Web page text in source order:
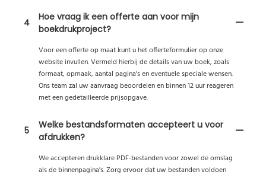
4
Hoe vraag ik een offerte aan voor mijn
boekdrukproject?
Voor een offerte op maat kunt u het offerteformulier op onze
website invullen. Vermeld hierbij de details van uw boek, zoals
formaat, opmaak, aantal pagina's en eventuele speciale wensen.
Ons team zal uw aanvraag beoordelen en binnen 12 uur reageren
met een gedetailleerde prijsopgave.
5
Welke bestandsformaten accepteert u voor
afdrukken?
We accepteren drukklare PDF-bestanden voor zowel de omslag
als de binnenpagina's. Zorg ervoor dat uw bestanden voldoen